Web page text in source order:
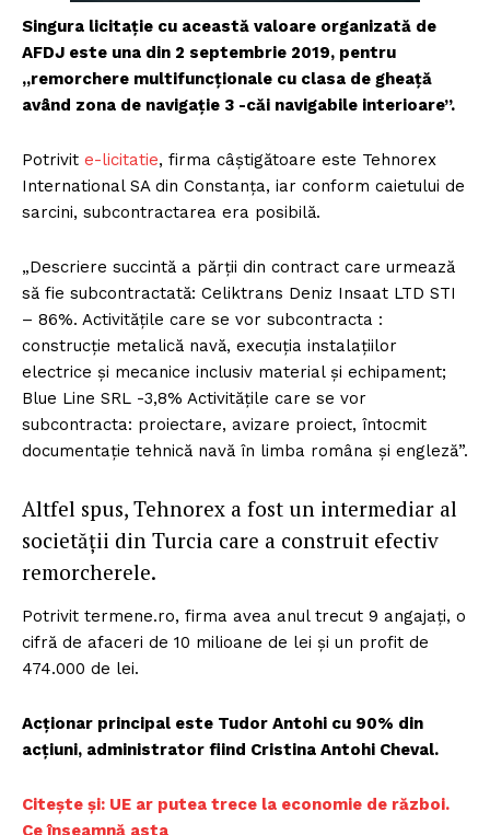
Singura licitație cu această valoare organizată de
AFDJ este una din 2 septembrie 2019, pentru
„remorchere multifuncționale cu clasa de gheață
având zona de navigație 3 -căi navigabile interioare”.
Potrivit e-licitatie, firma câștigătoare este Tehnorex
International SA din Constanța, iar conform caietului de
sarcini, subcontractarea era posibilă.
„Descriere succintă a părții din contract care urmează
să fie subcontractată: Celiktrans Deniz Insaat LTD STI
– 86%. Activitățile care se vor subcontracta :
construcție metalică navă, execuția instalațiilor
electrice și mecanice inclusiv material și echipament;
Blue Line SRL -3,8% Activitățile care se vor
subcontracta: proiectare, avizare proiect, întocmit
documentație tehnică navă în limba româna și engleză”.
Altfel spus, Tehnorex a fost un intermediar al
societății din Turcia care a construit efectiv
remorcherele.
Potrivit termene.ro, firma avea anul trecut 9 angajați, o
cifră de afaceri de 10 milioane de lei și un profit de
474.000 de lei.
Acționar principal este Tudor Antohi cu 90% din
acțiuni, administrator fiind Cristina Antohi Cheval.
Citește și: UE ar putea trece la economie de război.
Ce înseamnă asta